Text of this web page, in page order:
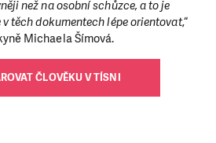
než na osobní schůzce, a to je
těch dokumentech lépe orientovat,“
Michaela Šímová.
ČLOVĚKU V TÍSNI